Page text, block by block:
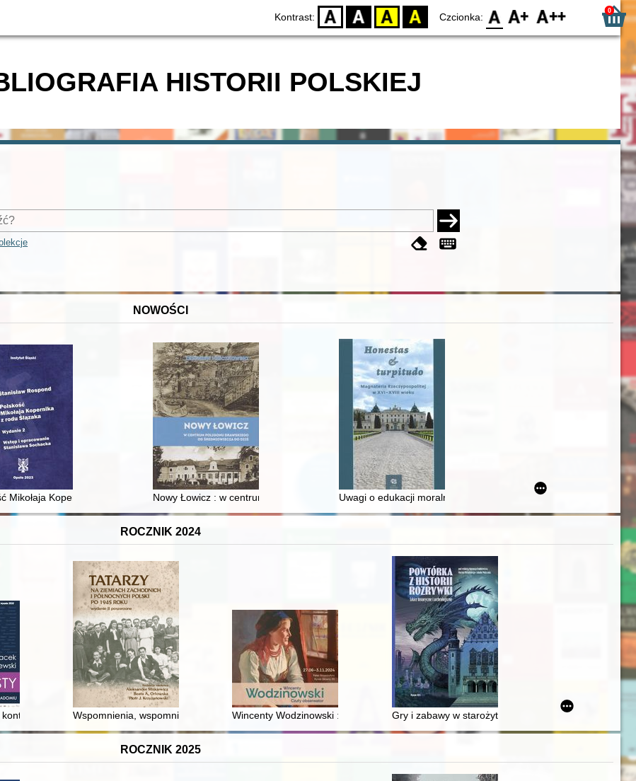
Kontrast: D BW YB BY Czcionka: F0 F1 F2 0
HISTORII POLSKIEJ
NOWOŚCI
towarzyski lokalnego mieszczaństwa w 2. poł. XIX w
Mikołaja Kopernika z rodu ŚlązakaNowy Łowicz : w centrum poligonu drawskiego od średniowiecza do dziśUwagi o edukacji moralnej synów szlacheckich w XVI-wiecznej
ROCZNIK 2024
Wspomnienia, wspomnienia : w daleką drogęWincenty Wodzinowski : czuły obserwatorGry i zabawy w starożytnej Mezopotamii
ROCZNIK 2025